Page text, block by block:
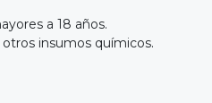
a 18 años.
insumos químicos.